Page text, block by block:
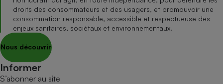
droits des consommateurs et des usagers, et promouvoir une
consommation responsable, accessible et respectueuse des
enjeux sanitaires, sociétaux et environnementaux.
Nous découvrir
Informer
S’abonner au site